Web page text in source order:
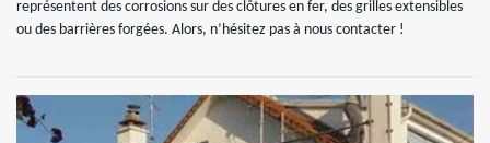
représentent des corrosions sur des clôtures en fer, des grilles extensibles
ou des barrières forgées. Alors, n’hésitez pas à nous contacter !